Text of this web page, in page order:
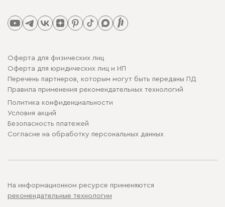
Оферта для физических лиц
Оферта для юридических лиц и ИП
Перечень партнеров, которым могут быть переданы ПД
Правила применения рекомендательных технологий
Политика конфиденциальности
Условия акций
Безопасность платежей
Cогласие на обработку персональных данных
На информационном ресурсе применяются
рекомендательные технологии